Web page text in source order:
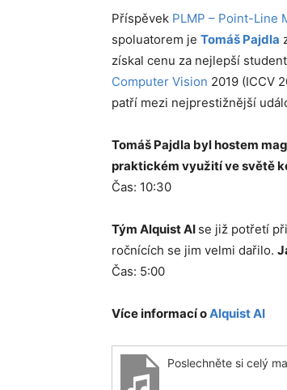
Příspěvek PLMP – Point-Line
spoluatorem je Tomáš Pajdla
získal cenu za nejlepší
Computer Vision 2019 (ICCV
patří mezi nejprestižnější
Tomáš Pajdla byl hostem
praktickém využití ve světě
Čas: 10:30
Tým Alquist AI se již potřetí
ročnících se jim velmi dařilo.
Čas: 5:00
Více informací oAlquist AI
Poslechněte si celý